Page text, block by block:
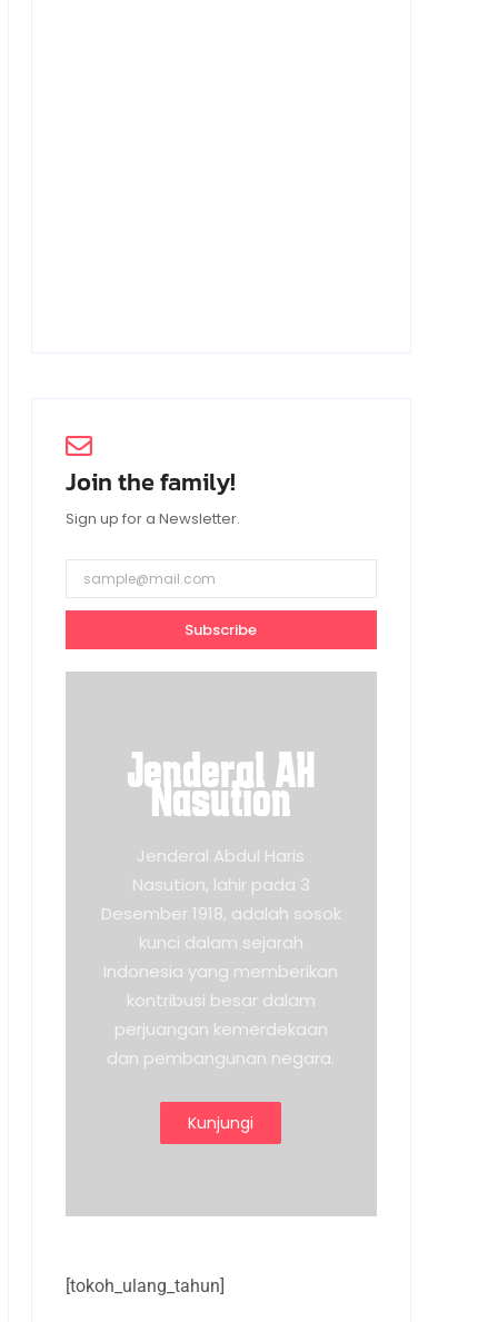
Join the family!
Sign up for a Newsletter.
Subscribe
Jenderal AH
Nasution
Jenderal Abdul Haris
Nasution, lahir pada 3
Desember 1918, adalah sosok
kunci dalam sejarah
Indonesia yang memberikan
kontribusi besar dalam
perjuangan kemerdekaan
dan pembangunan negara.
Kunjungi
[tokoh_ulang_tahun]